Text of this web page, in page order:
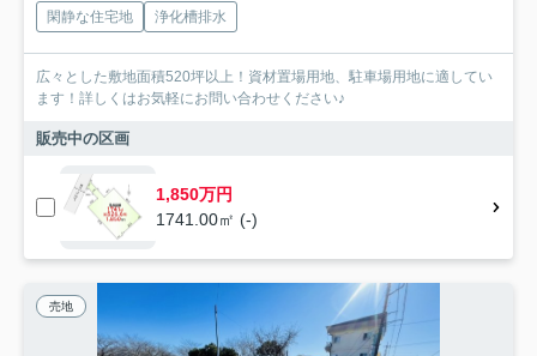
閑静な住宅地 浄化槽排水
広々とした敷地面積520坪以上！資材置場用地、駐車場用地に適してい
ます！詳しくはお気軽にお問い合わせください♪
販売中の区画
1,850万円
1741.00㎡ (-)
売地